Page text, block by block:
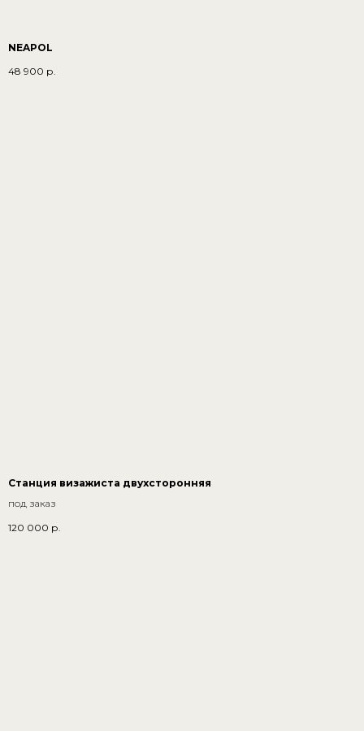
NEAPOL
48 900 р.
Станция визажиста двухсторонняя
под заказ
120 000 р.